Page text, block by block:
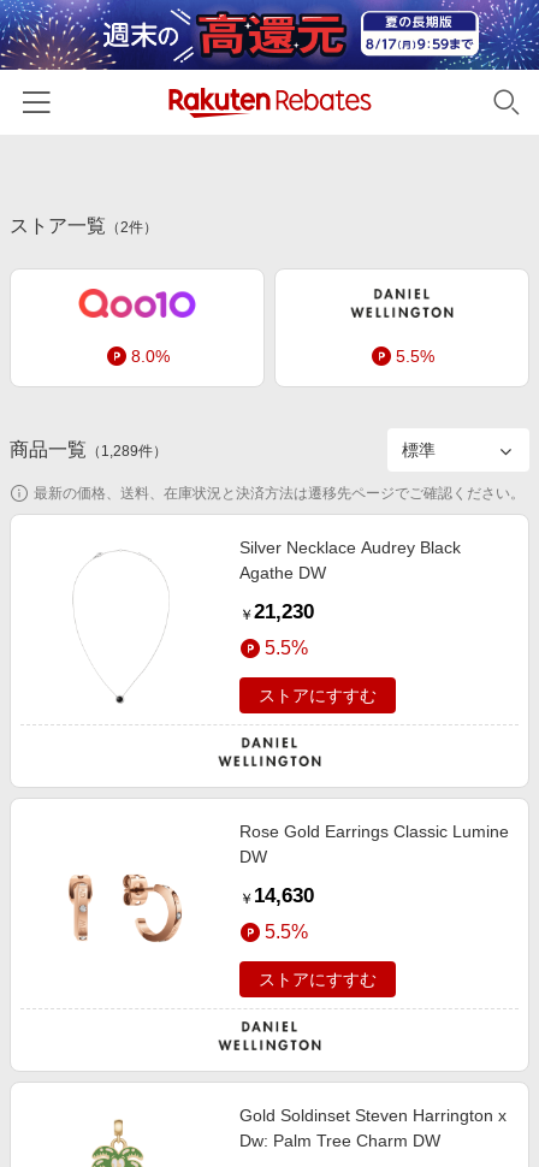
カテゴリー一覧
百貨店・総合ECモール
ファッション・インナー・小物
食品・スイーツ・お酒
家電・PC・スマホ・カメラ
スポーツ・アウトドア・ゴルフ
インテリア・寝具
ペット・花・DIY・車
金融・マネー・保険
ビジネス・その他サービス
初回購入者限定特典
新着ストアのご紹介
電子書籍特集
楽天サービス特集
旅行特集
わくわく夏特集
とことん買い物チャレンジ
Apple公式サイト×楽天カード分割払い
Samsung ボーナスキャンペーン
友達紹介
楽天IDでログイン/会員登録
ストア一覧 （2件）
8.0% 5.5%
商品一覧 （ 1,289件）
最新の価格、送料、在庫状況と決済方法は遷移先ページでご確認ください。
Silver Necklace Audrey Black
Agathe DW
￥ 21,230
5.5%
ストアにすすむ
Rose Gold Earrings Classic Lumine
DW
￥ 14,630
5.5%
ストアにすすむ
Gold Soldinset Steven Harrington x
Dw: Palm Tree Charm DW